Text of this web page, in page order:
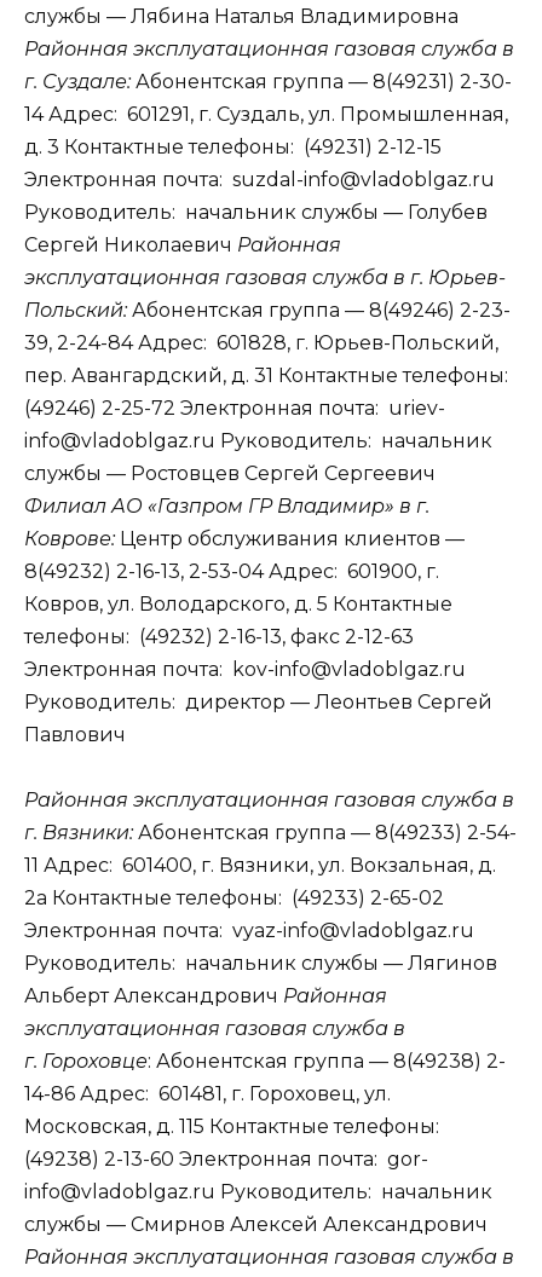
службы — Лябина Наталья Владимировна
Районная эксплуатационная газовая служба в
г. Суздале:Абонентская группа — 8(49231) 2-30-
14 Адрес: 601291, г. Суздаль, ул. Промышленная,
д. 3 Контактные телефоны: (49231) 2-12-15
Электронная почта: suzdal-info@vladoblgaz.ru
Руководитель: начальник службы — Голубев
Сергей Николаевич Районная
эксплуатационная газовая служба в г. Юрьев-
Польский:Абонентская группа — 8(49246) 2-23-
39, 2-24-84 Адрес: 601828, г. Юрьев-Польский,
пер. Авангардский, д. 31 Контактные телефоны:
(49246) 2-25-72 Электронная почта: uriev-
info@vladoblgaz.ru Руководитель: начальник
службы — Ростовцев Сергей Сергеевич
Филиал АО «Газпром ГР Владимир» в г.
Коврове:Центр обслуживания клиентов —
8(49232) 2-16-13, 2-53-04 Адрес: 601900, г.
Ковров, ул. Володарского, д. 5 Контактные
телефоны: (49232) 2-16-13, факс 2-12-63
Электронная почта: kov-info@vladoblgaz.ru
Руководитель: директор — Леонтьев Сергей
Павлович
Районная эксплуатационная газовая служба в
г. Вязники:Абонентская группа — 8(49233) 2-54-
11 Адрес: 601400, г. Вязники, ул. Вокзальная, д.
2а Контактные телефоны: (49233) 2-65-02
Электронная почта: vyaz-info@vladoblgaz.ru
Руководитель: начальник службы — Лягинов
Альберт Александрович Районная
эксплуатационная газовая служба в
г. Гороховце: Абонентская группа — 8(49238) 2-
14-86 Адрес: 601481, г. Гороховец, ул.
Московская, д. 115 Контактные телефоны:
(49238) 2-13-60 Электронная почта: gor-
info@vladoblgaz.ru Руководитель: начальник
службы — Смирнов Алексей Александрович
Районная эксплуатационная газовая служба в